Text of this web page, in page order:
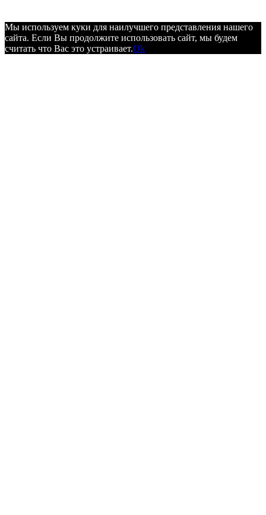
Мы используем куки для наилучшего представления нашего
сайта. Если Вы продолжите использовать сайт, мы будем
считать что Вас это устраивает.Ok